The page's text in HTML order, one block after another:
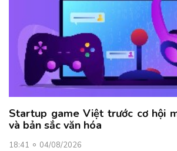
Startup game Việt trước cơ hội
và bản sắc văn hóa
18:41 04/08/2026